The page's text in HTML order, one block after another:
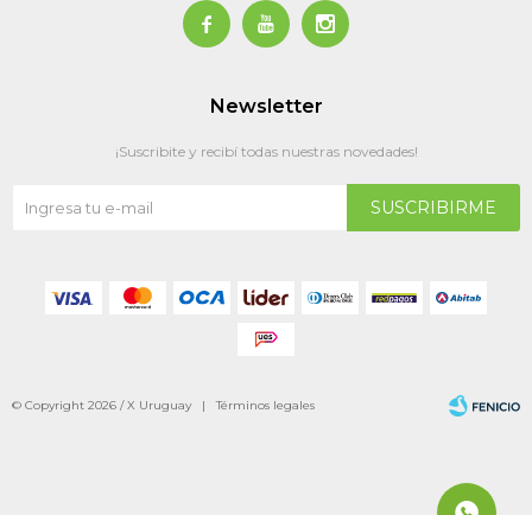
  
Newsletter
¡Suscribite y recibí todas nuestras novedades!
SUSCRIBIRME
© Copyright 2026 / X Uruguay |Términos legales